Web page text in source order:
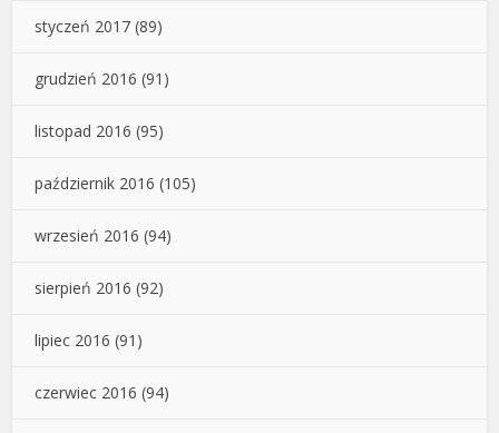
styczeń 2017 (89)
grudzień 2016 (91)
listopad 2016 (95)
październik 2016 (105)
wrzesień 2016 (94)
sierpień 2016 (92)
lipiec 2016 (91)
czerwiec 2016 (94)